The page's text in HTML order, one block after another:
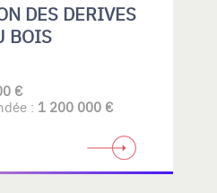
DES DERIVES
BOIS
€
: 1 200 000 €